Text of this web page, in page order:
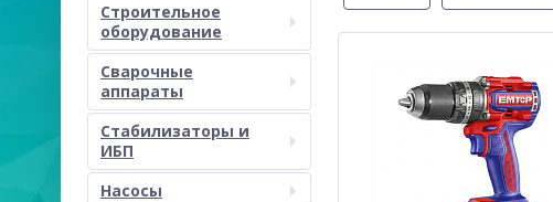
Строительное
оборудование
Сварочные
аппараты
Стабилизаторы и
ИБП
Насосы